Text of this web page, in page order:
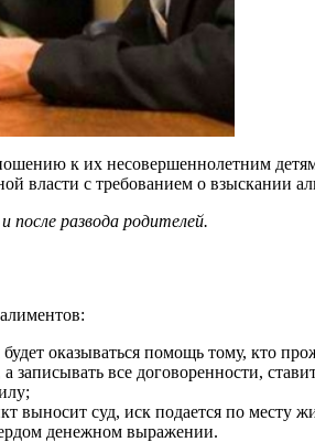
к их несовершеннолетним
власти с требованием о взыскании
развода родителей.
оказываться помощь тому, кто
все договоренности,
суд, иск подается по месту
денежном выражении.